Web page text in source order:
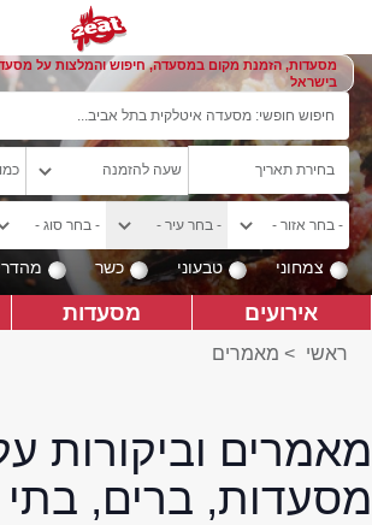
מסעדות, הזמנת מקום במסעדה, חיפוש והמלצות על
בישראל
צמחוני טבעוני כשר
אירועים מסעדות
ראשי > מאמרים
מאמרים וביקורות
מסעדות, ברים,